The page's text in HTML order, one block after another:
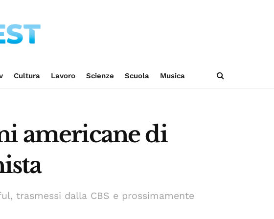
Cultura Lavoro Scienze Scuola Musica
americane di
trasmessi dalla CBS e prossimamente